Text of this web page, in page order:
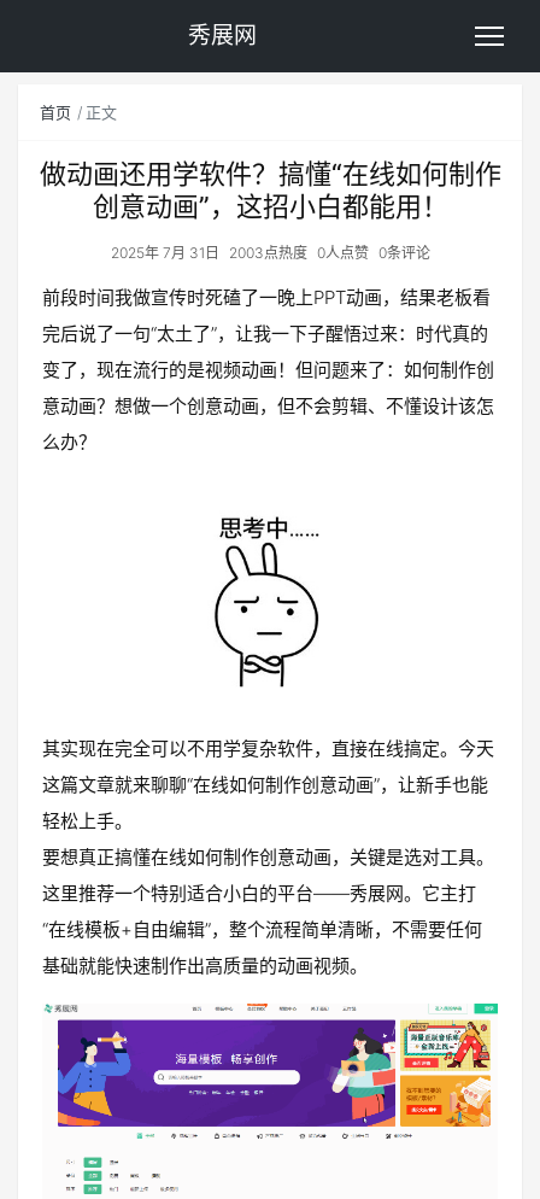
秀展网
首页 正文
做动画还用学软件？搞懂“在线如何制作
创意动画”，这招小白都能用！
2025年 7月 31日 2003点热度 0人点赞 0条评论
前段时间我做宣传时死磕了一晚上PPT动画，结果老板看
完后说了一句“太土了”，让我一下子醒悟过来：时代真的
变了，现在流行的是视频动画！但问题来了：如何制作创
意动画？想做一个创意动画，但不会剪辑、不懂设计该怎
么办？
其实现在完全可以不用学复杂软件，直接在线搞定。今天
这篇文章就来聊聊“在线如何制作创意动画”，让新手也能
轻松上手。
要想真正搞懂在线如何制作创意动画，关键是选对工具。
这里推荐一个特别适合小白的平台——秀展网。它主打
“在线模板+自由编辑”，整个流程简单清晰，不需要任何
基础就能快速制作出高质量的动画视频。